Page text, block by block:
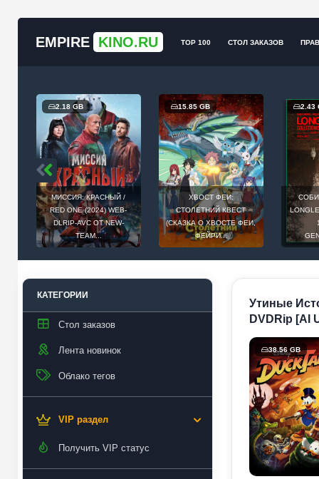
EMPIRE KINO.RU TOP 100 СТОЛ ЗАКАЗОВ
2.18 GB
МИССИЯ: КРАСНЫЙ /
RED ONE (2024) WEB-
DLRIP-AVC ОТ NEW-
TEAM...
15.85 GB
ХВОСТ ФЕИ:
СТОЛЕТНИЙ КВЕСТ
(СКАЗКА О ХВОСТЕ ФЕИ,
ФЕЙРИ...
2.43
КАТЕГОРИИ
Стол заказов
Лента новинок
Облако тегов
VIP раздел
Получить VIP статус
Утиные
DVDRip [AI
38.56 GB